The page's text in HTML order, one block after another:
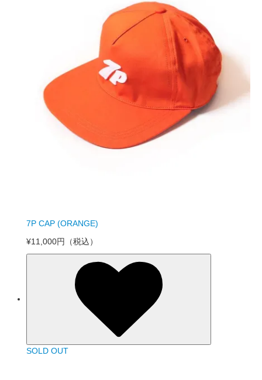
7P CAP (ORANGE)
¥11,000円
（税込）
SOLD OUT